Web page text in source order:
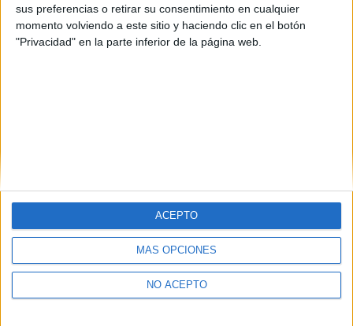
sus preferencias o retirar su consentimiento en cualquier
momento volviendo a este sitio y haciendo clic en el botón
"Privacidad" en la parte inferior de la página web.
MÁS OPCIONES
NO ACEPTO
ACEPTO
Quiénes somos|Contactar|
Aviso legal|Politica de privacidad|Condiciones generales|Política
de cookies
© 2003-2026Compás Mediterráneo S.L.- Diego de León 47 - 28006